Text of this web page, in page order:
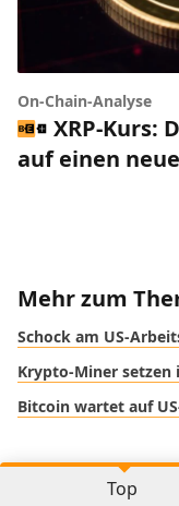
On-Chain-Analyse
XRP-Kurs:
auf einen
Mehr zum
Schock am US-
Krypto-Miner setzen
Bitcoin wartet auf
Top